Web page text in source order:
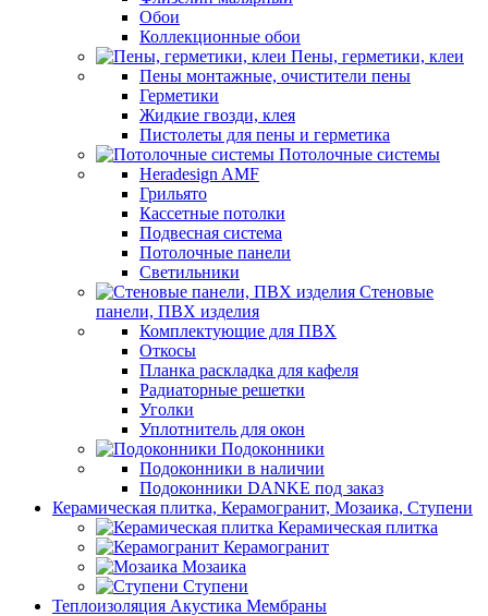
Обои
Коллекционные обои
Пены, герметики, клеи
Пены монтажные, очистители пены
Герметики
Жидкие гвозди, клея
Пистолеты для пены и герметика
Потолочные системы
Heradesign AMF
Грильято
Кассетные потолки
Подвесная система
Потолочные панели
Светильники
Стеновые
панели, ПВХ изделия
Комплектующие для ПВХ
Откосы
Планка раскладка для кафеля
Радиаторные решетки
Уголки
Уплотнитель для окон
Подоконники
Подоконники в наличии
Подоконники DANKE под заказ
Керамическая плитка, Керамогранит, Мозаика, Ступени
Керамическая плитка
Керамогранит
Мозаика
Ступени
Теплоизоляция Акустика Мембраны